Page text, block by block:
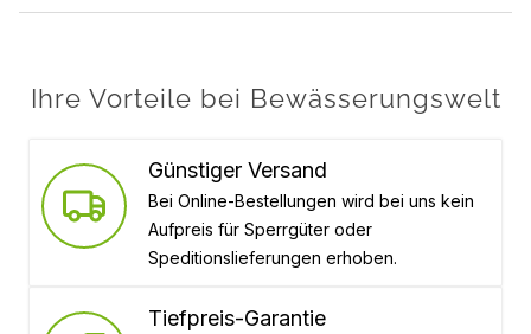
Ihre Vorteile bei Bewässerungswelt
Günstiger Versand
Bei Online-Bestellungen wird bei uns kein
Aufpreis für Sperrgüter oder
Speditionslieferungen erhoben.
Tiefpreis-Garantie